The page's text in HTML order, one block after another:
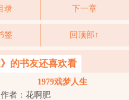
录 下一章
签 回顶部↑
的书友还喜欢看
1979戏梦人生
作者：花啊肥